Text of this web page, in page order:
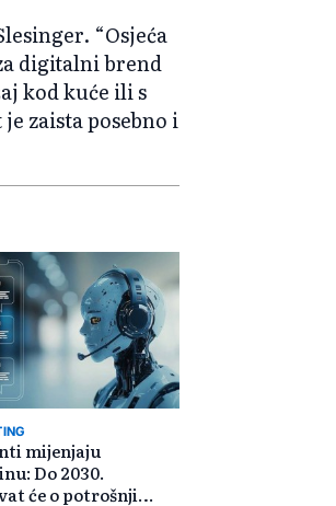
“Osjeća
digitalni brend
kod kuće ili s
zaista posebno i
mijenjaju
Do 2030.
će o potrošnji